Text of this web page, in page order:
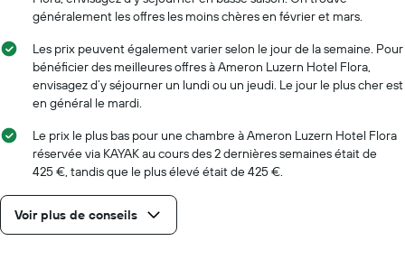
graphique,
axe
indiquent
le
nombre
de
jours
avant
séjour
Sur
le
généralement les offres les moins chères en février et mars.
Les prix peuvent également varier selon le jour de la semaine. Pour
bénéficier des meilleures offres à Ameron Luzern Hotel Flora,
envisagez d’y séjourner un lundi ou un jeudi. Le jour le plus cher est
en général le mardi.
Le prix le plus bas pour une chambre à Ameron Luzern Hotel Flora
réservée via KAYAK au cours des 2 dernières semaines était de
425 €, tandis que le plus élevé était de 425 €.
Voir plus de conseils